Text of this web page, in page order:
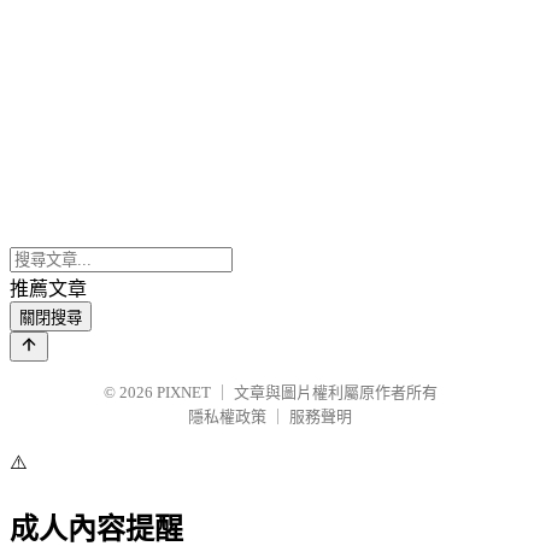
推薦文章
關閉搜尋
© 2026 PIXNET
文章與圖片權利屬原作者所有
隱私權政策
服務聲明
⚠️
成人內容提醒